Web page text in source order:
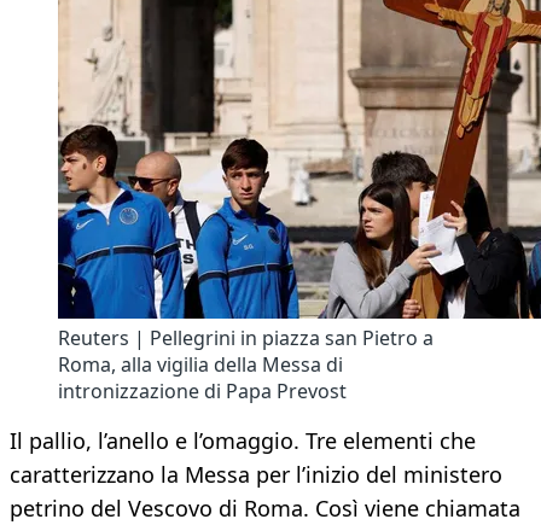
Reuters | Pellegrini in piazza san Pietro a
Roma, alla vigilia della Messa di
intronizzazione di Papa Prevost
Il pallio, l’anello e l’omaggio. Tre elementi che
caratterizzano la Messa per l’inizio del ministero
petrino del Vescovo di Roma. Così viene chiamata